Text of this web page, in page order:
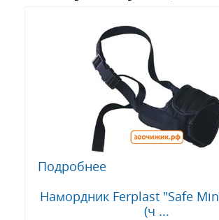
Подробнее
Намордник Ferplast "Safe
(ч ...